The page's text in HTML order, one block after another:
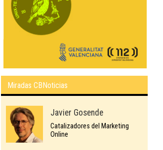
Miradas CBNoticias
Javier Gosende
Catalizadores del Marketing
Online